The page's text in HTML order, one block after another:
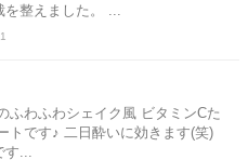
整えました。 ...
わふわシェイク風 ビタミンCた
トです♪ 二日酔いに効きます(笑)
...